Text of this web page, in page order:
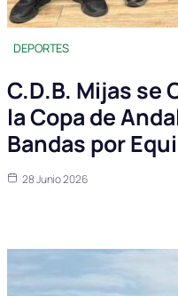
DEPORTES
C.D.B. Mijas se
la Copa de
Bandas por
28 Junio 2026